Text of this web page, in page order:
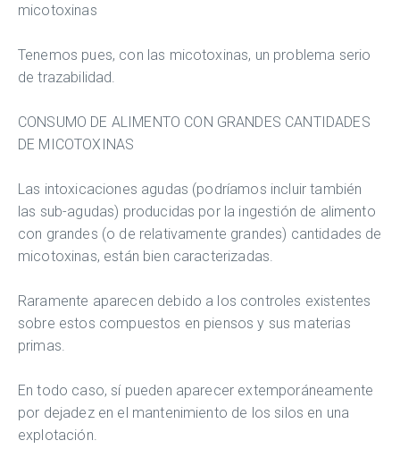
micotoxinas
Tenemos pues, con las micotoxinas, un problema serio
de trazabilidad.
CONSUMO DE ALIMENTO CON GRANDES CANTIDADES
DE MICOTOXINAS
Las intoxicaciones agudas (podríamos incluir también
las sub-agudas) producidas por la ingestión de alimento
con grandes (o de relativamente grandes) cantidades de
micotoxinas, están bien caracterizadas.
Raramente aparecen debido a los controles existentes
sobre estos compuestos en piensos y sus materias
primas.
En todo caso, sí pueden aparecer extemporáneamente
por dejadez en el mantenimiento de los silos en una
explotación.